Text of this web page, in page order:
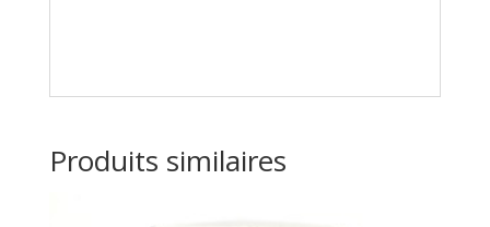
Produits similaires